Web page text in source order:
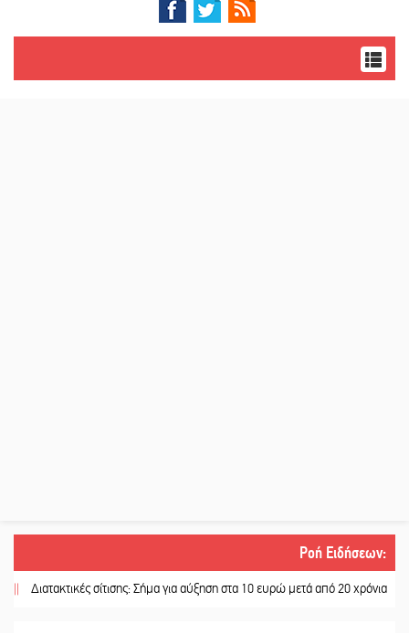
Ροή Ειδήσεων:
σίτισης: Σήμα για αύξηση στα 10 ευρώ μετά από 20 χρόνια || «Για